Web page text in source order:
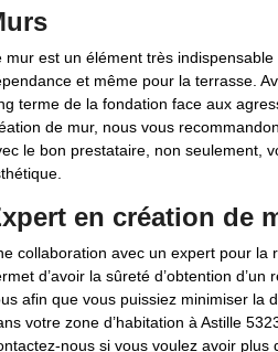
mur est un élément très
et même pour la terrasse.
terme de la fondation face aux
de mur, nous vous
le bon prestataire, non seulement,
en création de
collaboration avec un expert pour la
d’avoir la sûreté d’obtention
afin que vous puissiez minimiser la
votre zone d’habitation à Astille
nous si vous voulez avoir plus